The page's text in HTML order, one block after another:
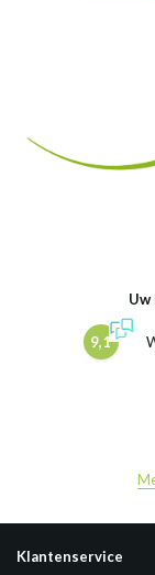
9,1
Klantenservice